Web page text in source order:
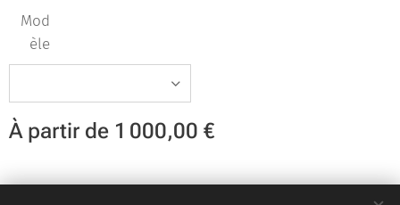
Mod
èle
À partir de 1 000,00 €